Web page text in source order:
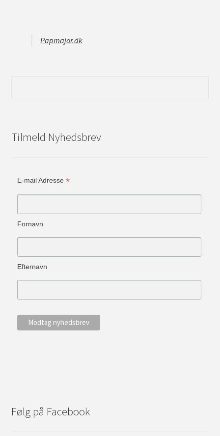
Papmajor.dk
Tilmeld Nyhedsbrev
E-mail Adresse *
Fornavn
Efternavn
Følg på Facebook